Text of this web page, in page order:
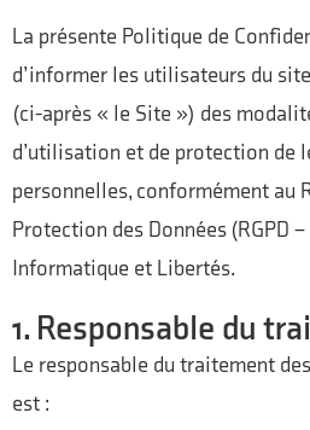
La présente Politique de
d’informer les utilisateurs du
(ci-après « le Site ») des
d’utilisation et de protection de
personnelles, conformément au
Protection des Données (RGPD
Informatique et Libertés.
1. Responsable du
Le responsable du traitement
est :